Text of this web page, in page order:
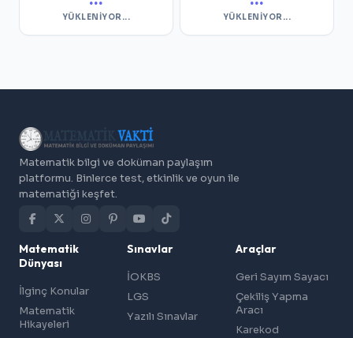
YÜKLENIYOR... YÜKLENIYOR...
Matematik bilgi ve doküman paylaşım
platformu. Binlerce test, etkinlik ve oyun ile
matematiği keşfet.
Matematik
Dünyası
İlginç Konular
Matematik
Hikayeleri
Sınavlar
İOKBS
LGS
Yazılı Sınavlar
Araçlar
Geri Sayım Sayacı
Çekiliş Yapma
Aracı
Karekod